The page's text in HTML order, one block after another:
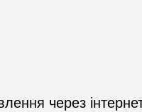
через